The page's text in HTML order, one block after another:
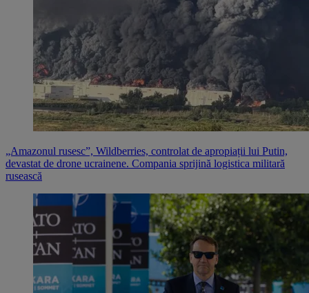
„Amazonul rusesc”, Wildberries, controlat de apropiații lui Putin,
devastat de drone ucrainene. Compania sprijină logistica militară
rusească